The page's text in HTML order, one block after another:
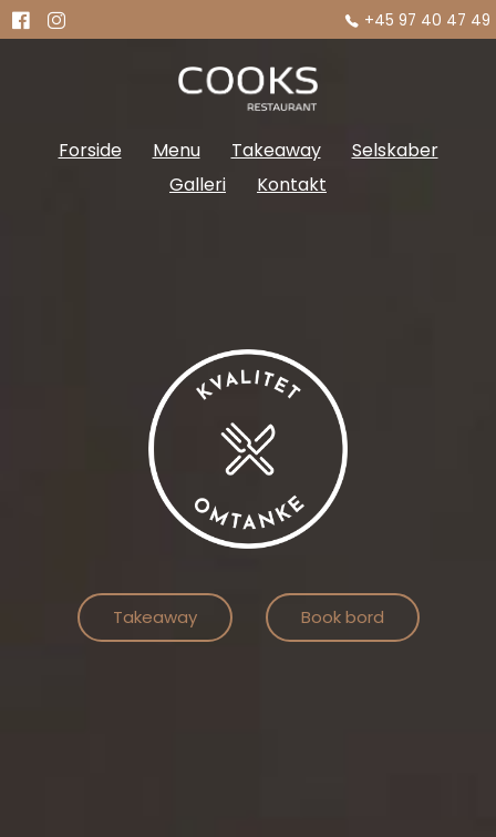
Forside Menu Takeaway
Selskaber
Galleri
Kontakt
+45 97 40 47 49
Takeaway Book bord